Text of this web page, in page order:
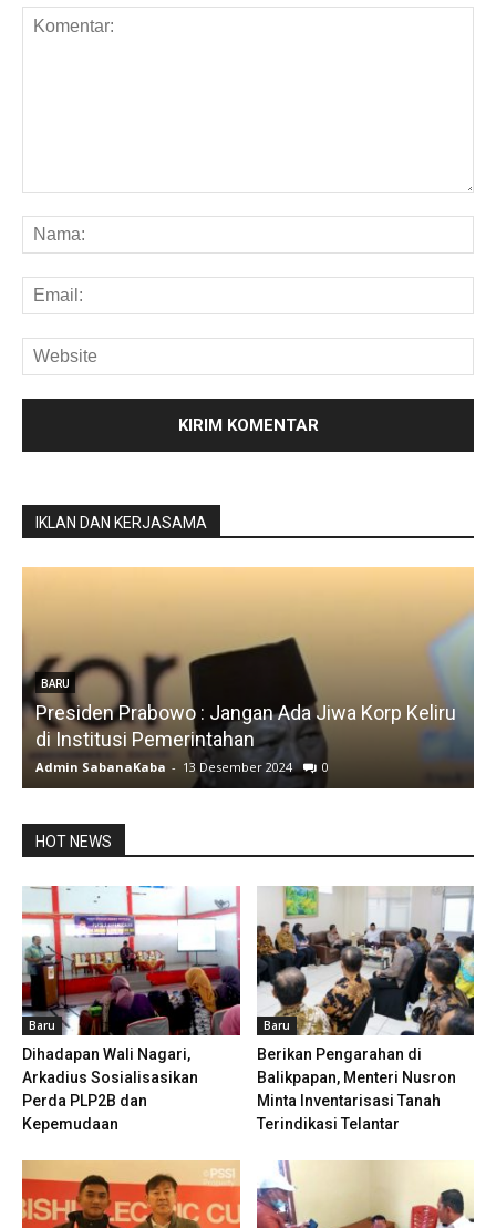
IKLAN DAN KERJASAMA
BARU
Presiden Prabowo : Jangan Ada Jiwa Korp Keliru
di Institusi Pemerintahan
Admin SabanaKaba - 13 Desember 2024 0
HOT NEWS
Baru
Dihadapan Wali Nagari,
Arkadius Sosialisasikan
Perda PLP2B dan
Kepemudaan
Baru
Berikan Pengarahan di
Balikpapan, Menteri Nusron
Minta Inventarisasi Tanah
Terindikasi Telantar